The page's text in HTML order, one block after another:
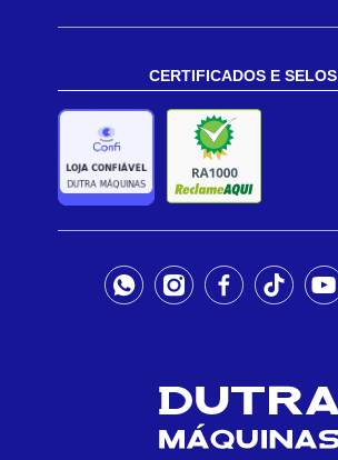
CERTIFICADOS E SELOS